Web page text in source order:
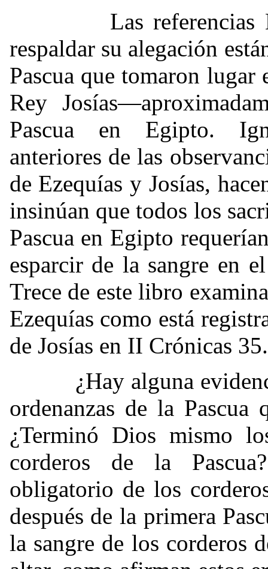
Las referencias
respaldar su alegación
Pascua que tomaron
Rey
Pascua en Egipto.
anteriores de las
de Ezequías y Josías,
insinúan que todos los
Pascua en Egipto
esparcir de la sangre en
Trece de este libro
Ezequías como está
de Josías en II Crónicas
¿Hay alguna
ordenanzas de la
¿Terminó Dios mismo
corderos de la
obligatorio de los
después de la primera
la sangre de los corderos